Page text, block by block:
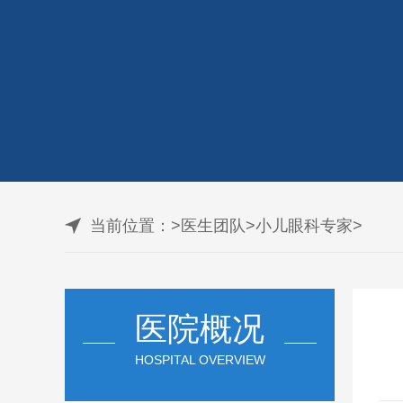
当前位置： > 医生团队>小儿眼科专家>
医院概况
HOSPITAL OVERVIEW